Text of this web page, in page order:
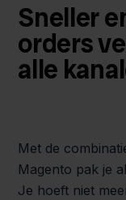
Sneller
orders
alle
Met de
Magento pak je
Je hoeft niet